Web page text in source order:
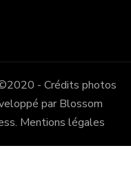
- Crédits photos
par Blossom
. Mentions légales